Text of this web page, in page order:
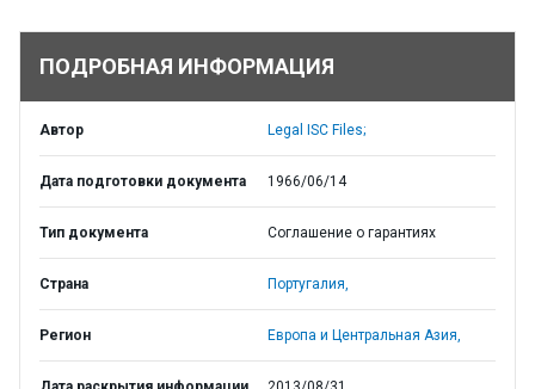
ПОДРОБНАЯ ИНФОРМАЦИЯ
Автор Legal ISC Files;
Дата подготовки документа 1966/06/14
Тип документа Соглашение о гарантиях
Страна Португалия,
Регион Европа и Центральная Азия,